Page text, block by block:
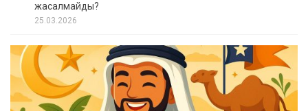
жасалмайды?
25.03.2026